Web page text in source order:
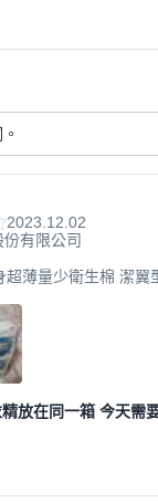
2023.12.02
有限公司
超薄量少衛生棉 潔
放在同一箱 今天需